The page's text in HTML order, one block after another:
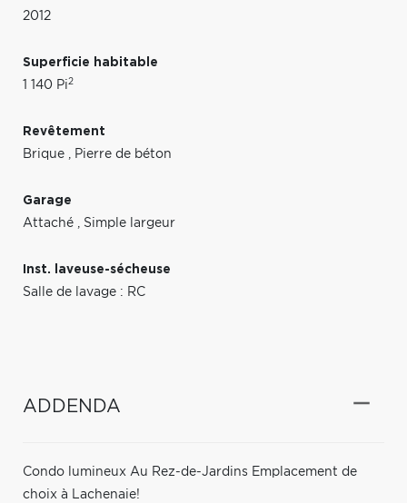
2012
Superficie habitable
1 140 Pi2
Revêtement
Brique , Pierre de béton
Garage
Attaché , Simple largeur
Inst. laveuse-sécheuse
Salle de lavage : RC
ADDENDA
Condo lumineux Au Rez-de-Jardins Emplacement de
choix à Lachenaie!